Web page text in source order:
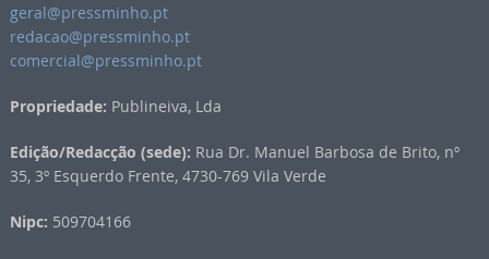
geral@pressminho.pt
redacao@pressminho.pt
comercial@pressminho.pt
Propriedade: Publineiva, Lda
Edição/Redacção (sede): Rua Dr. Manuel Barbosa de Brito, nº
35, 3º Esquerdo Frente, 4730-769 Vila Verde
Nipc: 509704166